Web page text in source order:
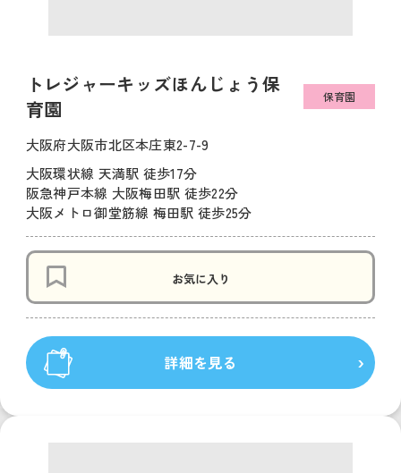
トレジャーキッズほんじょう保
育園
保育園
大阪府大阪市北区本庄東2-7-9
大阪環状線 天満駅 徒歩17分
阪急神戸本線 大阪梅田駅 徒歩22分
大阪メトロ御堂筋線 梅田駅 徒歩25分
お気に入り
詳細を見る